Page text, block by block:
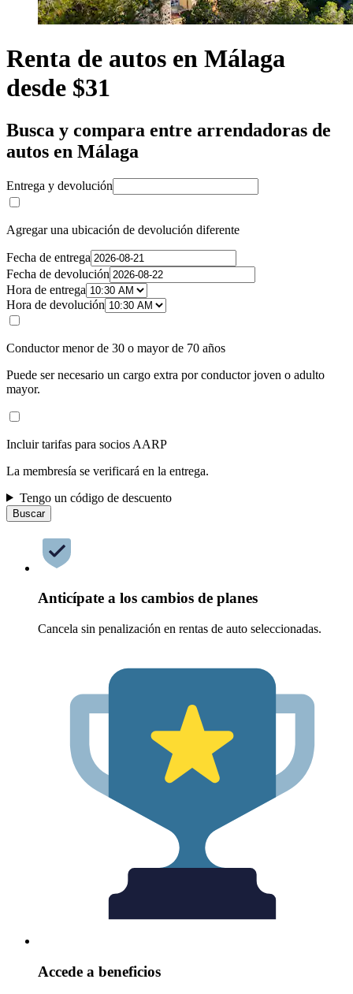
Renta de autos en Málaga
desde $31
Busca y compara entre arrendadoras de
autos en Málaga
Entrega y devolución
Agregar una ubicación de devolución diferente
Fecha de entrega
Fecha de devolución
Hora de entrega
Hora de devolución
Conductor menor de 30 o mayor de 70 años
Puede ser necesario un cargo extra por conductor joven o adulto
mayor.
Incluir tarifas para socios AARP
La membresía se verificará en la entrega.
Tengo un código de descuento
Buscar
Anticípate a los cambios de planes
Cancela sin penalización en rentas de auto seleccionadas.
Accede a beneficios